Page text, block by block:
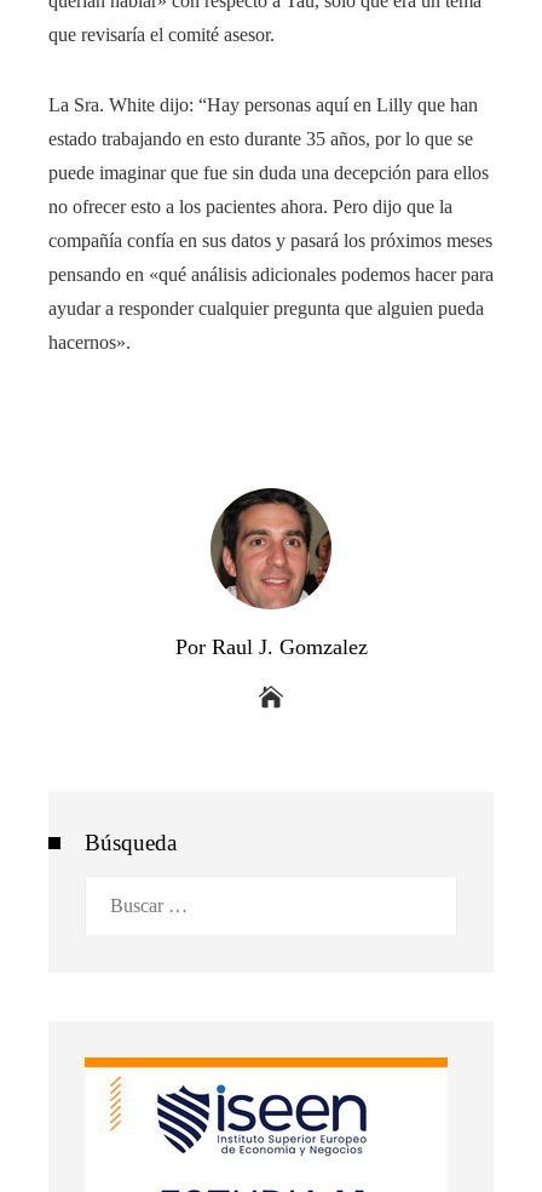
que revisaría el comité asesor.
La Sra. White dijo: “Hay personas aquí en Lilly que han
estado trabajando en esto durante 35 años, por lo que se
puede imaginar que fue sin duda una decepción para ellos
no ofrecer esto a los pacientes ahora. Pero dijo que la
compañía confía en sus datos y pasará los próximos meses
pensando en «qué análisis adicionales podemos hacer para
ayudar a responder cualquier pregunta que alguien pueda
hacernos».
Por Raul J. Gomzalez
Búsqueda